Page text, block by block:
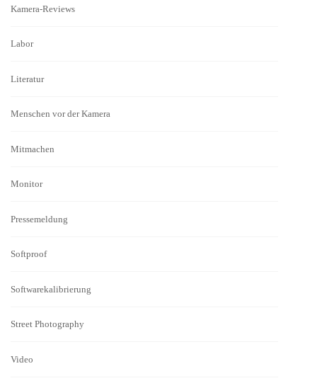
Kamera-Reviews
Labor
Literatur
Menschen vor der Kamera
Mitmachen
Monitor
Pressemeldung
Softproof
Softwarekalibrierung
Street Photography
Video